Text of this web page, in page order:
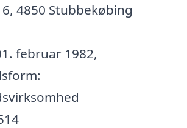
4850 Stubbekøbing
februar 1982,